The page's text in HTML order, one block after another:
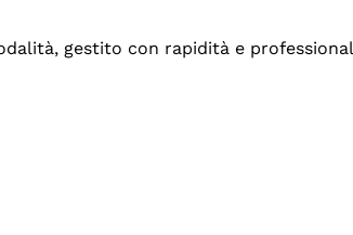
gestito con rapidità e